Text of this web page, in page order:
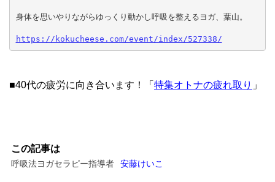
身体を思いやりながらゆっくり動かし呼吸を整えるヨガ、葉山。
https://kokucheese.com/event/index/527338/
■40代の疲労に向き合います！「 特集オトナの疲れ取り 」
この記事は
呼吸法ヨガセラピー指導者 安藤けいこ